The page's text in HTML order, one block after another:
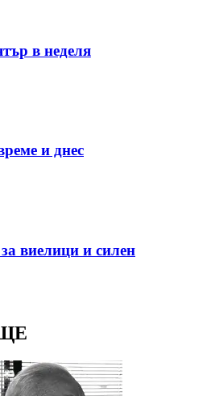
в неделя
и днес
виелици и силен